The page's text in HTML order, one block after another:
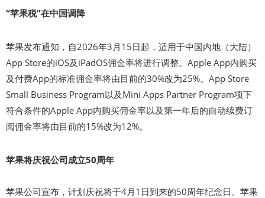
“苹果税”在中国调降
苹果发布通知，自2026年3月15日起，适用于中国内地（大陆）
App Store的iOS及iPadOS佣金率将进行调整。Apple App内购买
及付费App的标准佣金率将由目前的30%改为25%。App Store
Small Business Program以及Mini Apps Partner Program项下
符合条件的Apple App内购买佣金率以及第一年后的自动续费订
阅佣金率将由目前的15%改为12%。
苹果将庆祝公司成立50周年
苹果公司宣布，计划庆祝将于4月1日到来的50周年纪念日。苹果